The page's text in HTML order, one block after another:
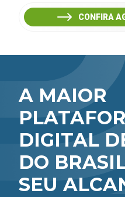
CONFIRA
A MAIOR
DIGITAL
DO
SEU